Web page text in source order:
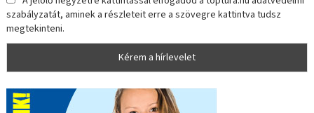
szabályzatát, aminek a részleteit erre a szövegre kattintva tudsz
megtekinteni.